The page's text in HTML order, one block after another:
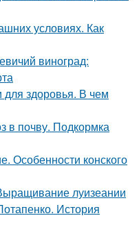
условиях. Как
виноград:
здоровья. В чем
в почву. Подкормка
Особенности конского
луизеании
История